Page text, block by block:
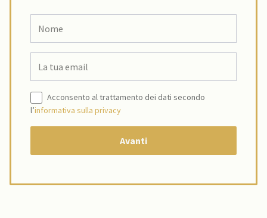
Acconsento al trattamento dei dati secondo
l’informativa sulla privacy